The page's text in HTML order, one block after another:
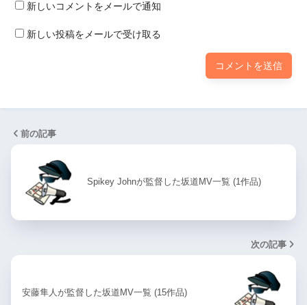
新しいコメントをメールで通知
新しい投稿をメールで受け取る
前の記事
Spikey Johnが監督した坂道MV一覧 (1作品)
次の記事
安藤隼人が監督した坂道MV一覧 (15作品)